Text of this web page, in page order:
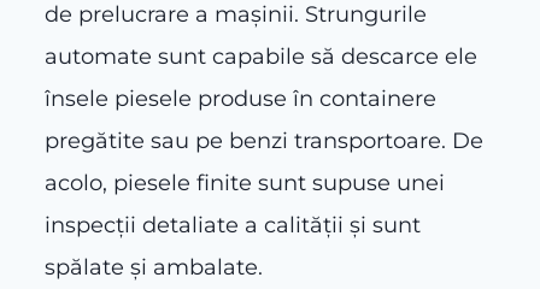
de prelucrare a mașinii. Strungurile
automate sunt capabile să descarce ele
însele piesele produse în containere
pregătite sau pe benzi transportoare. De
acolo, piesele finite sunt supuse unei
inspecții detaliate a calității și sunt
spălate și ambalate.